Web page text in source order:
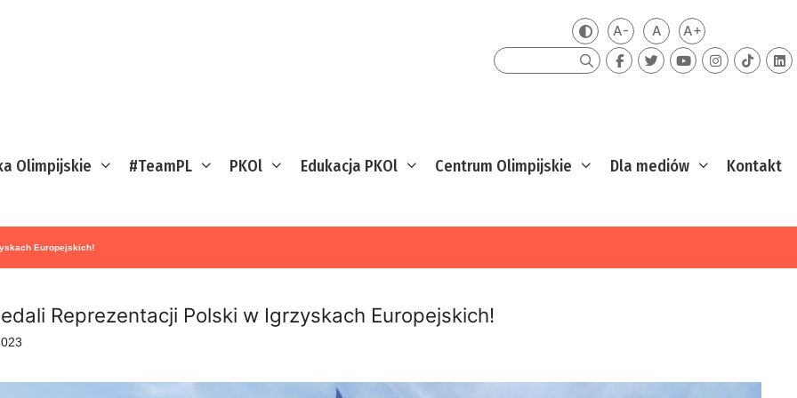
Zmień kontrast
A-Mniejsza czcionka
ADomyślna czcionka
A+Większa
Szukaj
Olimpijskie #TeamPL PKOl Edukacja PKOl Centrum Olimpijskie Dla mediów Kontakt
Europejskich!
Reprezentacji Polski w Igrzyskach Europejskich!